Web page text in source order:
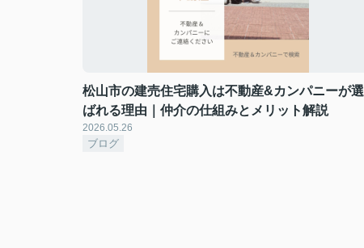
松山市の建売住宅購入は不動産&カンパニーが選
ばれる理由｜仲介の仕組みとメリット解説
2026.05.26
ブログ